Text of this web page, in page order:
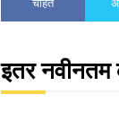
इतर नवीनतम